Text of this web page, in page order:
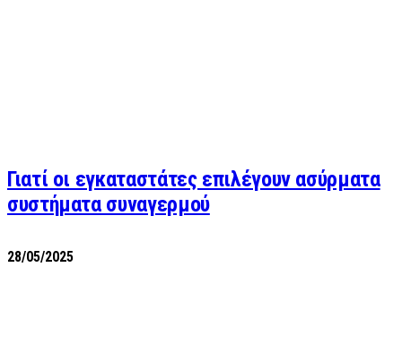
Γιατί οι εγκαταστάτες επιλέγουν ασύρματα
συστήματα συναγερμού
28/05/2025